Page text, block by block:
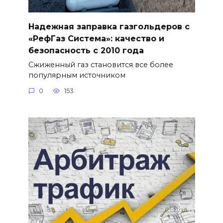
Надежная заправка газгольдеров с
«РефГаз Система»: качество и
безопасность с 2010 года
Сжиженный газ становится все более
популярным источником
0 153